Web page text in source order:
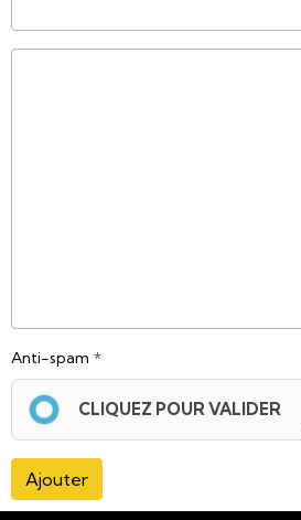
Anti-spam
CLIQUEZ POUR VALIDER
Ajouter